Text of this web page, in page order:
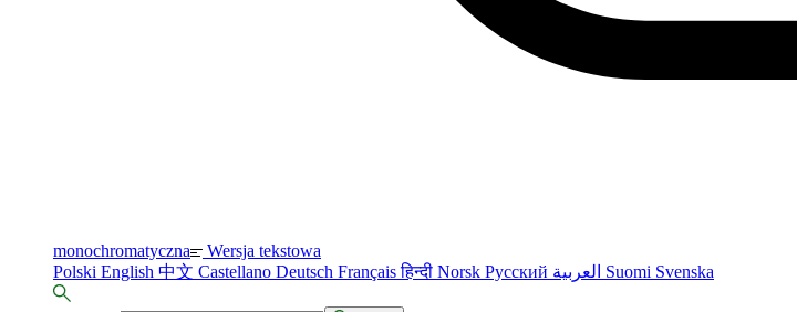
monochromatyczna Wersja tekstowa
Polski English 中文 Castellano Deutsch Françaisहिन्दी Norsk Русский Suomi Svenska